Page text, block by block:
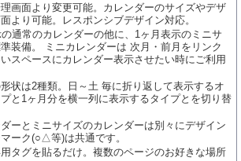
画面より変更可能。カレンダーのサイズやデザ
より可能。レスポンシブデザイン対応。
通常のカレンダーの他に、1ヶ月表示のミニサ
装備。 ミニカレンダーは 次月・前月をリンク
スペースにカレンダー表示させたい時にご利用
状は2種類。日～土 毎に折り返して表示するオ
と1ヶ月分を横一列に表示するタイプとを切り替
ーとミニサイズのカレンダーは別々にデザイン
ーク(○△等)は共通です。
タグを貼るだけ。複数のページのお好きな場所